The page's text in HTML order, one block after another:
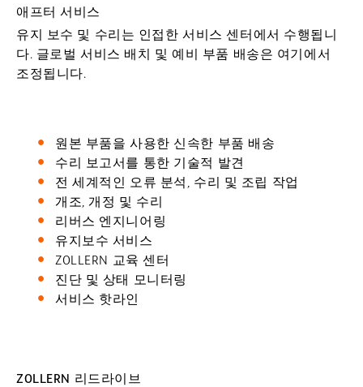
애프터 서비스
유지 보수 및 수리는 인접한 서비스 센터에서 수행됩니
다. 글로벌 서비스 배치 및 예비 부품 배송은 여기에서
조정됩니다.
원본 부품을 사용한 신속한 부품 배송
수리 보고서를 통한 기술적 발견
전 세계적인 오류 분석, 수리 및 조립 작업
개조, 개정 및 수리
리버스 엔지니어링
유지보수 서비스
ZOLLERN 교육 센터
진단 및 상태 모니터링
서비스 핫라인
ZOLLERN 리드라이브